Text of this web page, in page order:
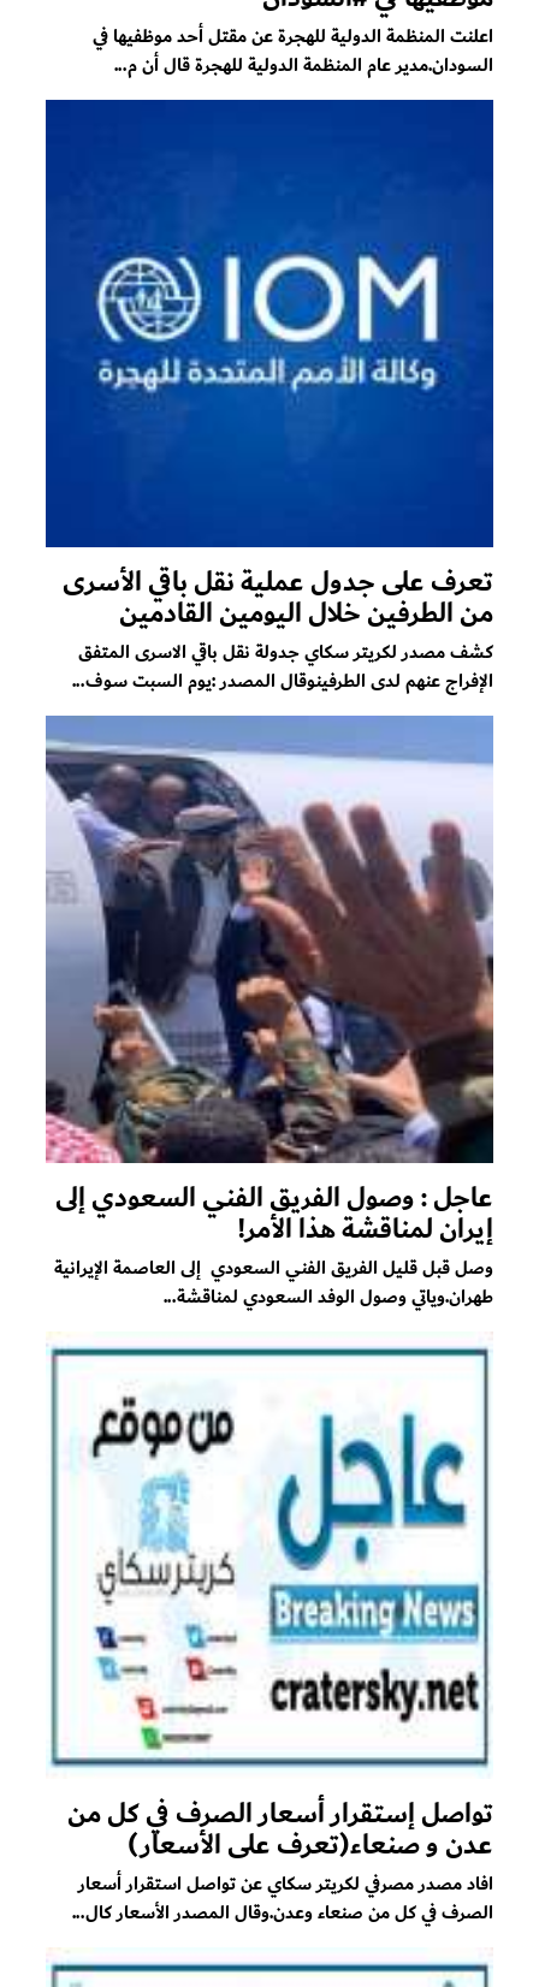
اعلنت المنظمة الدولية للهجرة عن مقتل أحد موظفيها في
السودان.مدير عام المنظمة الدولية للهجرة قال أن م...
تعرف على جدول عملية نقل باقي الأسرى
من الطرفين خلال اليومين القادمين
كشف مصدر لكريتر سكاي جدولة نقل باقي الاسرى المتفق
الإفراج عنهم لدى الطرفينوقال المصدر :يوم السبت سوف...
عاجل : وصول الفريق الفني السعودي إلى
إيران لمناقشة هذا الأمر!
وصل قبل قليل الفريق الفني السعودي إلى العاصمة الإيرانية
طهران.وياتي وصول الوفد السعودي لمناقشة...
تواصل إستقرار أسعار الصرف في كل من
عدن و صنعاء(تعرف على الأسعار)
افاد مصدر مصرفي لكريتر سكاي عن تواصل استقرار أسعار
الصرف في كل من صنعاء وعدن.وقال المصدر الأسعار كال...